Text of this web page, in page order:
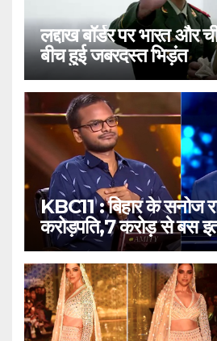
लद्दाख बॉर्डर पर भारत और
बीच हुई जबरदस्त भिड़ंत
KBC11 : बिहार के सनोज
करोड़पति,7 करोड़ से बस